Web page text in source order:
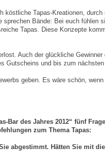
köstliche Tapas-Kreationen,
Bände: Bei euch fühlen
Tapas. Diese Konzepte
Auch der glückliche
Gutscheins und bis zum
geben. Es wäre schön,
Bar des Jahres 2012“ fünf
zum Thema Tapas:
abgestimmt. Hätten Sie mit